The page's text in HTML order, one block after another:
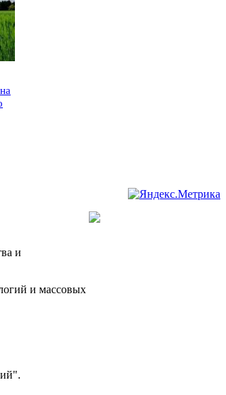
и
и массовых